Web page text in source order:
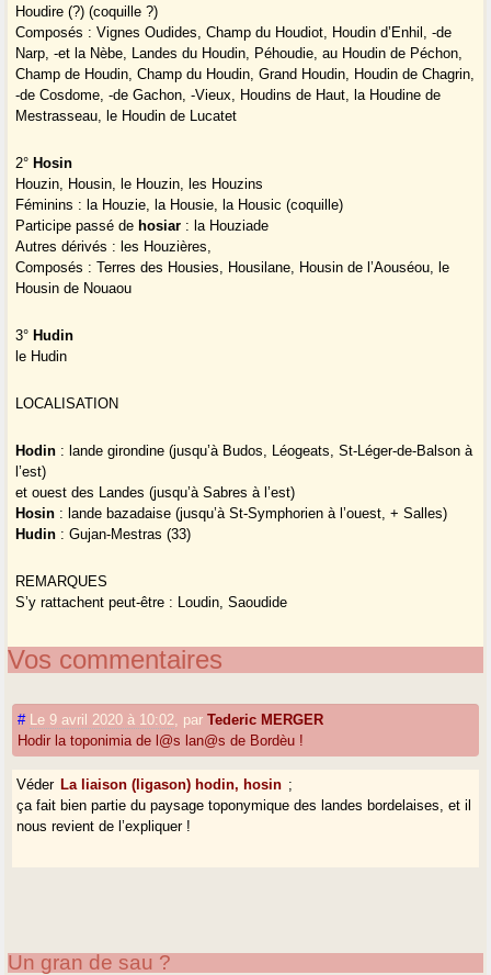
Houdire (?) (coquille ?)
Composés : Vignes Oudides, Champ du Houdiot, Houdin d’Enhil, -de
Narp, -et la Nèbe, Landes du Houdin, Péhoudie, au Houdin de Péchon,
Champ de Houdin, Champ du Houdin, Grand Houdin, Houdin de Chagrin,
-de Cosdome, -de Gachon, -Vieux, Houdins de Haut, la Houdine de
Mestrasseau, le Houdin de Lucatet
2° Hosin
Houzin, Housin, le Houzin, les Houzins
Féminins : la Houzie, la Housie, la Housic (coquille)
Participe passé de hosiar : la Houziade
Autres dérivés : les Houzières,
Composés : Terres des Housies, Housilane, Housin de l’Aouséou, le
Housin de Nouaou
3° Hudin
le Hudin
LOCALISATION
Hodin : lande girondine (jusqu’à Budos, Léogeats, St-Léger-de-Balson à
l’est)
et ouest des Landes (jusqu’à Sabres à l’est)
Hosin : lande bazadaise (jusqu’à St-Symphorien à l’ouest, + Salles)
Hudin : Gujan-Mestras (33)
REMARQUES
S’y rattachent peut-être : Loudin, Saoudide
Vos commentaires
# Le 9 avril 2020 à 10:02 parTederic MERGER
Hodir la toponimia de l@s lan@s de Bordèu !
Véder La liaison (ligason) hodin, hosin ;
ça fait bien partie du paysage toponymique des landes bordelaises, et il
nous revient de l’expliquer !
Un gran de sau ?